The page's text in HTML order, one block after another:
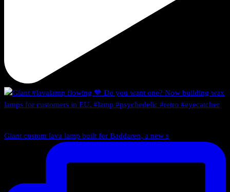
Giant custom lava lamp built for Baddaren, a new s